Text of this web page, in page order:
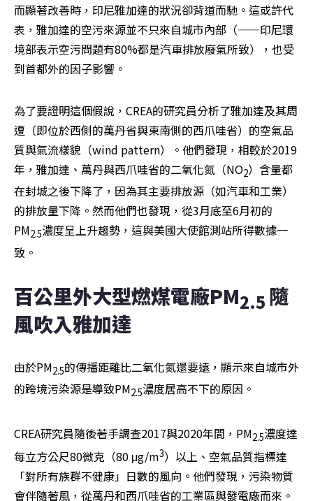
而顯著改善時，印尼雅加達的狀況卻背道而馳。這或許代
表，雅加達的空污來源並不只來自城市內部（——印尼環
境部表示空污問題有80%都是汽車排放廢氣所致），也受
到首都外的因子影響。
為了要證明這個假說，CREA的研究員分析了雅加達及其周
遭（即位於西側的萬丹省與東南側的西爪哇省）的空氣品
質與氣流樣貌（wind pattern）。他們發現，相較於2019
年，雅加達、萬丹與西爪哇省的二氧化氮（NO2）含量都
在封城之後下降了，因為其主要排放源（如汽車和工業）
的排放量下降。然而他們也發現，從3月底至6月初的
PM2.5濃度呈上升趨勢，這與美國大使館測站所得數據一
致。
百公里外大型燃煤電廠PM2.5 隨
風吹入雅加達
由於PM2.5的傳播距離比二氧化氮還要遠，顯示來自城市外
的跨境污染源是導致PM2.5濃度居高不下的原因。
CREA研究員隨後著手調查2017與2020年間，PM2.5濃度達
每立方公尺80微克（80 μg/m3）以上、空氣品質指標達
「對所有族群不健康」日數的風向。他們發現，污染物質
會伴隨著風，從萬丹和西爪哇省的工業區與發電廠而來。